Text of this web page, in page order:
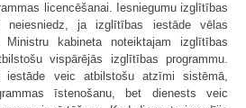
licencēšanai. Iesniegumu izglītības
neiesniedz, ja izglītības iestāde vēlas
kabineta noteiktajam izglītības
vispārējās izglītības programmu.
iestāde veic atbilstošu atzīmi sistēmā,
īstenošanu, bet dienests veic